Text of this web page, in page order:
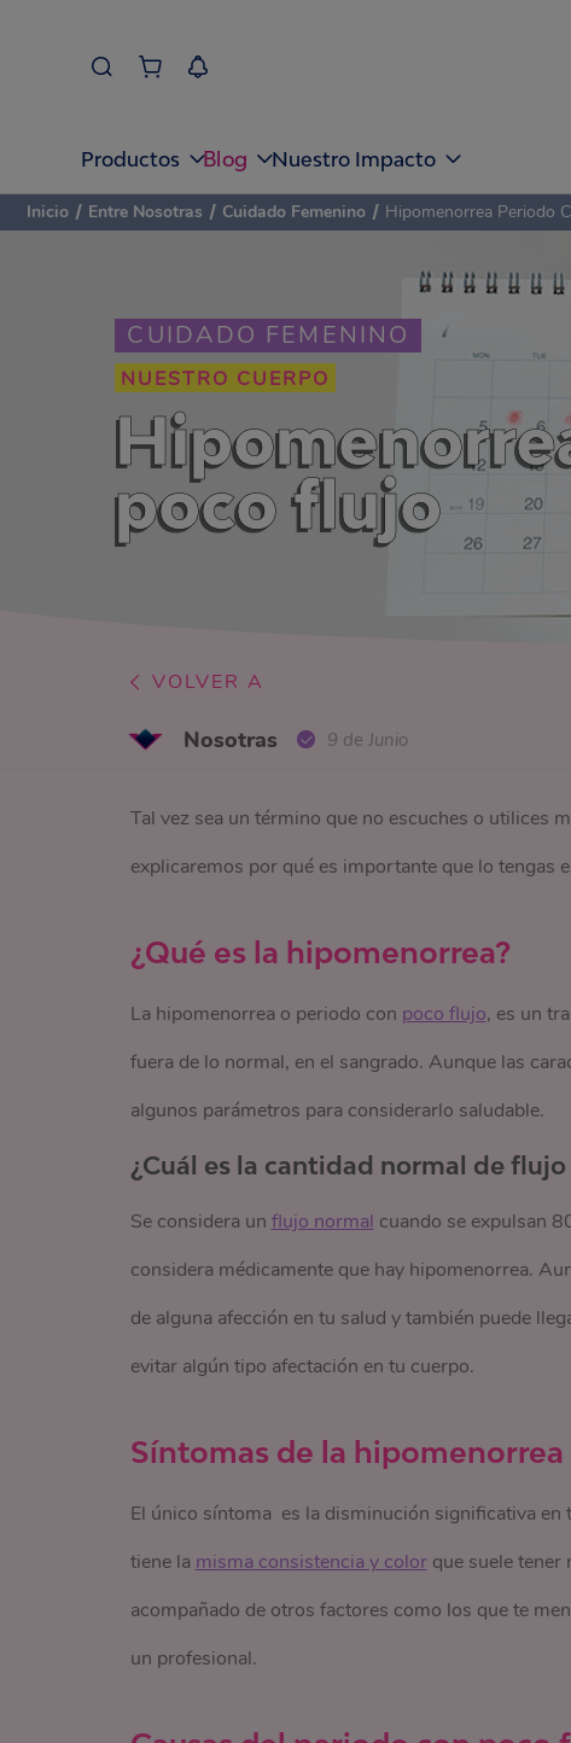
Productos Blog Nuestro Impacto
CUIDADO FEMENINO
NUESTRO CUERPO
poco flujo
Inicio / Entre Nosotras / Cuidado Femenino / Hipomenorrea Periodo
VOLVER A
Nosotras 9 de Junio
Tal vez sea un término que no escuches o utilices
explicaremos por qué es importante que lo tengas
¿Qué es la hipomenorrea?
La hipomenorrea o periodo con poco flujo, es un
fuera de lo normal, en el sangrado. Aunque las
algunos parámetros para considerarlo saludable.
¿Cuál es la cantidad normal de flujo
Se considera un flujo normal cuando se expulsan
considera médicamente que hay hipomenorrea.
de alguna afección en tu salud y también puede
evitar algún tipo afectación en tu cuerpo.
Síntomas de la hipomenorrea
El único síntoma es la disminución significativa
tiene la misma consistencia y colorque suele tener
acompañado de otros factores como los que te
un profesional.